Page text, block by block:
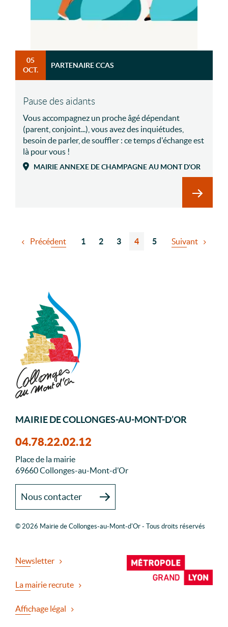
05
OCT.
PARTENAIRE CCAS
Pause des aidants
Vous accompagnez un proche âgé dépendant
(parent, conjoint...), vous avez des inquiétudes,
besoin de parler, de souffler : ce temps d'échange est
là pour vous !
MAIRIE ANNEXE DE CHAMPAGNE AU MONT D'OR
En
Précédent 1 2 3 4 5 Suivant
MAIRIE DE COLLONGES-AU-MONT-D’OR
04.78.22.02.12
Place de la mairie
69660 Collonges-au-Mont-d’Or
Nous contacter
© 2026 Mairie de Collonges-au-Mont-d'Or - Tous droits réservés
Newsletter
La mairie recrute
Affichage légal